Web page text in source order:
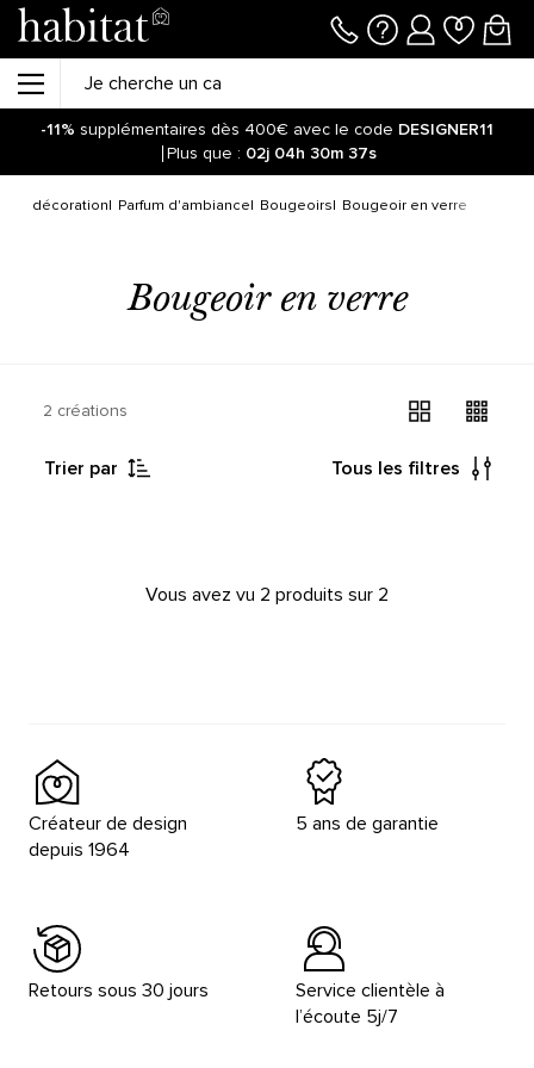
-11% supplémentaires dès 400€ avec le code DESIGNER11
Plus que : 02j 04h 30m 37s
décoration Parfum d'ambiance Bougeoirs Bougeoir en verre
Bougeoir en verre
2 créations
Trier par Tous les filtres
Vous avez vu 2 produits sur 2
Créateur de design
depuis 1964
5 ans de garantie
Retours sous 30 jours
Service clientèle à
l’écoute 5j/7